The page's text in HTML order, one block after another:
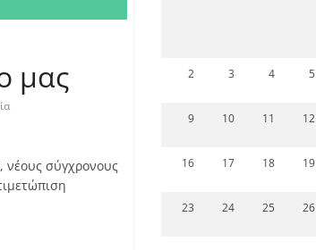
μας
νέους σύγχρονους
2 3 4 5
9 10 11 12
16 17 18 19
23 24 25 26